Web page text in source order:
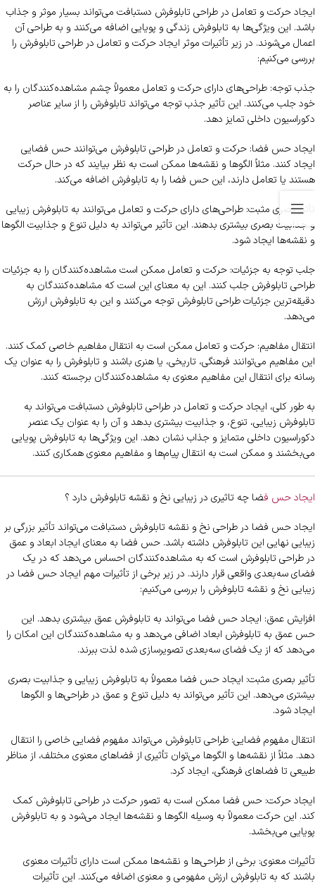
ایجاد حرکت و تعامل در طراحی تابلوفرش دستبافت می‌تواند بسیار موثر و جذاب
باشد. این ویژگی‌ها به تابلوفرش زندگی و پویایی اضافه می‌کنند و به طراحی آن
اعمال می‌شوند. در زیر تأثیرات موثر ایجاد حرکت و تعامل در طراحی تابلوفرش را
بررسی می‌کنیم:
جذب توجه: طراحی‌های دارای حرکت و تعامل معمولاً چشم مشاهده‌کنندگان را به
خود جلب می‌کنند. این تأثیر جذب توجه می‌تواند تابلوفرش را از سایر عناصر
دکوراسیون داخلی تمایز دهد.
ایجاد حس فضا: حرکت و تعامل در طراحی تابلوفرش می‌توانند حس فضایی
ایجاد کنند. مثلاً الگوها و نقشه‌ها ممکن است به نظر بیایند که در حال حرکت
هستند یا تعامل دارند، این حس فضا را به تابلوفرش اضافه می‌کند.
تأثیر بصری مثبت: طراحی‌های دارای حرکت و تعامل می‌توانند به تابلوفرش زیبایی
و جذابیت بصری بیشتری بدهند. این تأثیر می‌تواند به دلیل تنوع و جذابیت الگوها
و نقشه‌ها ایجاد شود.
جلب توجه به جزئیات: حرکت و تعامل ممکن است مشاهده‌کنندگان را به جزئیات
طراحی تابلوفرش جلب کنند. این به معنای این است که مشاهده‌کنندگان به
دقیقه‌ترین جزئیات طراحی تابلوفرش توجه می‌کنند و این به تابلوفرش ارزش
می‌دهد.
انتقال مفاهیم: حرکت و تعامل ممکن است به انتقال مفاهیم خاصی کمک کنند.
این مفاهیم می‌توانند فرهنگی، تاریخی، یا هنری باشند و تابلوفرش را به عنوان یک
رسانه برای انتقال این مفاهیم معنوی به مشاهده‌کنندگان برجسته کنند.
به طور کلی، ایجاد حرکت و تعامل در طراحی تابلوفرش دستبافت می‌تواند به
تابلوفرش زیبایی، تنوع، و جذابیت بیشتری بدهد و آن را به عنوان یک عنصر
دکوراسیون داخلی متمایز و جذاب نشان دهد. این ویژگی‌ها به تابلوفرش پویایی
می‌بخشند و ممکن است به انتقال پیام‌ها و مفاهیم معنوی همکاری کنند.
ایجاد حس فضا چه تاثیری در زیبایی نخ و نقشه تابلوفرش دارد ؟
ایجاد حس فضا در طراحی نخ و نقشه تابلوفرش دستبافت می‌تواند تأثیر بزرگی بر
زیبایی نهایی این تابلوفرش داشته باشد. حس فضا به معنای ایجاد ابعاد و عمق
در طراحی تابلوفرش است که به مشاهده‌کنندگان احساس می‌دهد که در یک
فضای سه‌بعدی واقعی قرار دارند. در زیر برخی از تأثیرات مهم ایجاد حس فضا در
زیبایی نخ و نقشه تابلوفرش را بررسی می‌کنیم:
افزایش عمق: ایجاد حس فضا می‌تواند به تابلوفرش عمق بیشتری بدهد. این
حس عمق به تابلوفرش ابعاد اضافی می‌دهد و به مشاهده‌کنندگان این امکان را
می‌دهد که از یک فضای سه‌بعدی تصویرسازی شده لذت ببرند.
تأثیر بصری مثبت: ایجاد حس فضا معمولاً به تابلوفرش زیبایی و جذابیت بصری
بیشتری می‌دهد. این تأثیر می‌تواند به دلیل تنوع و عمق در طراحی‌ها و الگوها
ایجاد شود.
انتقال مفهوم فضایی: طراحی تابلوفرش می‌تواند مفهوم فضایی خاصی را انتقال
دهد. مثلاً از نقشه‌ها و الگوها می‌توان تأثیری از فضاهای معنوی مختلف، از مناظر
طبیعی تا فضاهای فرهنگی، ایجاد کرد.
ایجاد حرکت: حس فضا ممکن است به تصور حرکت در طراحی تابلوفرش کمک
کند. این حرکت معمولاً به وسیله الگوها و نقشه‌ها ایجاد می‌شود و به تابلوفرش
پویایی می‌بخشد.
تأثیرات معنوی: برخی از طراحی‌ها و نقشه‌ها ممکن است دارای تأثیرات معنوی
باشند که به تابلوفرش ارزش مفهومی و معنوی اضافه می‌کنند. این تأثیرات